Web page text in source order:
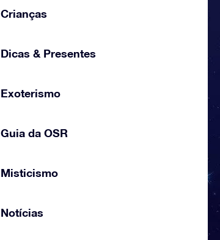
Crianças
Dicas & Presentes
Exoterismo
Guia da OSR
Misticismo
Notícias